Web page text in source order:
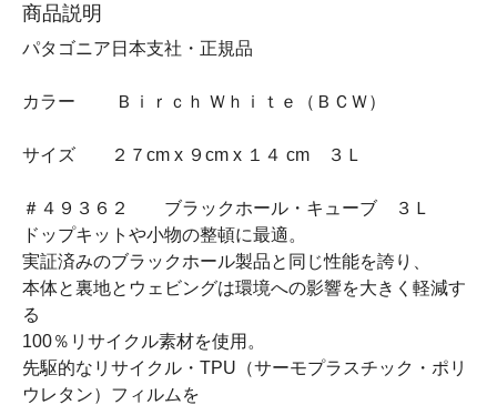
商品説明
パタゴニア日本支社・正規品
カラー Ｂｉｒｃｈ Ｗｈｉｔｅ（ＢＣＷ）
サイズ ２７cm x ９cm x １４ cm ３Ｌ
＃４９３６２ ブラックホール・キューブ ３Ｌ
ドップキットや小物の整頓に最適。
実証済みのブラックホール製品と同じ性能を誇り、
本体と裏地とウェビングは環境への影響を大きく軽減す
る
100％リサイクル素材を使用。
先駆的なリサイクル・TPU（サーモプラスチック・ポリ
ウレタン）フィルムを